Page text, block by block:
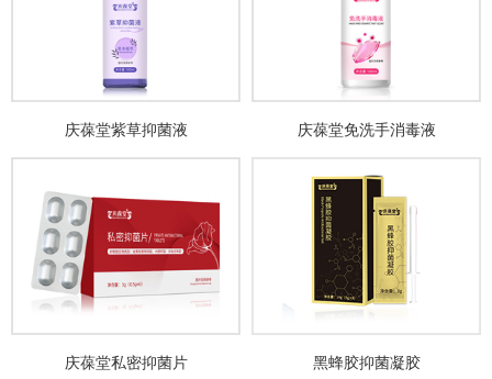
庆葆堂紫草抑菌液 庆葆堂免洗手消毒液
庆葆堂私密抑菌片 黑蜂胶抑菌凝胶